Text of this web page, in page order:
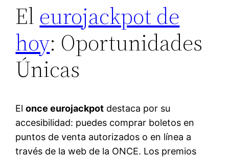
El eurojackpot de
hoy: Oportunidades
Únicas
Elonce eurojackpot destaca por su
accesibilidad: puedes comprar boletos en
puntos de venta autorizados o en línea a
través de la web de la ONCE. Los premios